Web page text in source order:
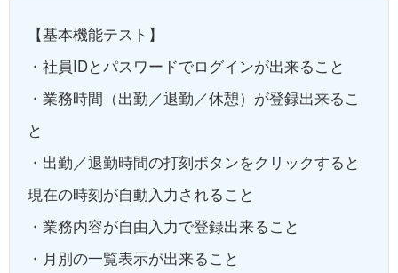
【基本機能テスト】
・社員IDとパスワードでログインが出来ること
・業務時間（出勤／退勤／休憩）が登録出来るこ
と
・出勤／退勤時間の打刻ボタンをクリックすると
現在の時刻が自動入力されること
・業務内容が自由入力で登録出来ること
・月別の一覧表示が出来ること